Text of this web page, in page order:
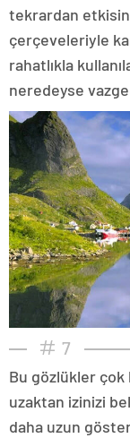
tekrardan
çerçeveleriyle
rahatlıkla
neredeyse
7
Bu gözlükler çok
uzaktan izinizi
daha uzun